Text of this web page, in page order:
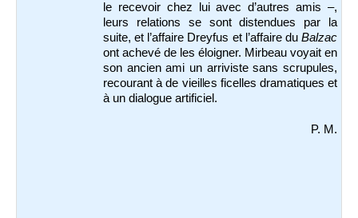
le recevoir chez lui avec d’autres amis –,
leurs relations se sont distendues par la
suite, et l’affaire Dreyfus et l’affaire du Balzac
ont achevé de les éloigner. Mirbeau voyait en
son ancien ami un arriviste sans scrupules,
recourant à de vieilles ficelles dramatiques et
à un dialogue artificiel.
P. M.